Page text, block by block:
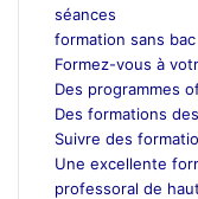
séances
formation sans bac
Formez-vous à
Des programmes
Des formations
Suivre des
Une excellente
professoral de